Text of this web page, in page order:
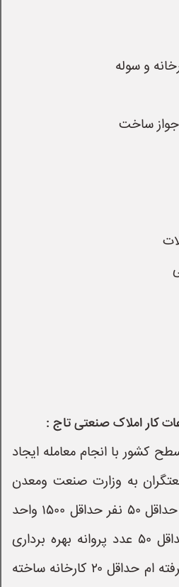
و سوله
جواز ساخت
کار املاک صنعتی تاج :
در سطح کشور با انجام معامله ایجاد
به وزارت صنعت ومعدن
۵۰ برای تولید تخصصی حداقل ۵۰ نفر حداقل ۱۵۰۰ واحد
تولیدی اجاره داده ام حداقل ۵۰ عدد پروانه بهره برداری
برای واحدهای تولیدی گرفته ام حداقل ۲۰ کارخانه ساخته